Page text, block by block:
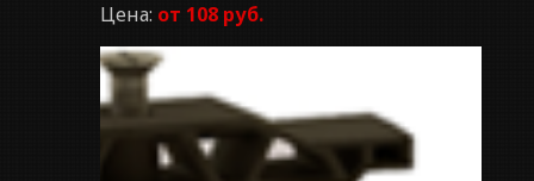
Цена: от 108 руб.